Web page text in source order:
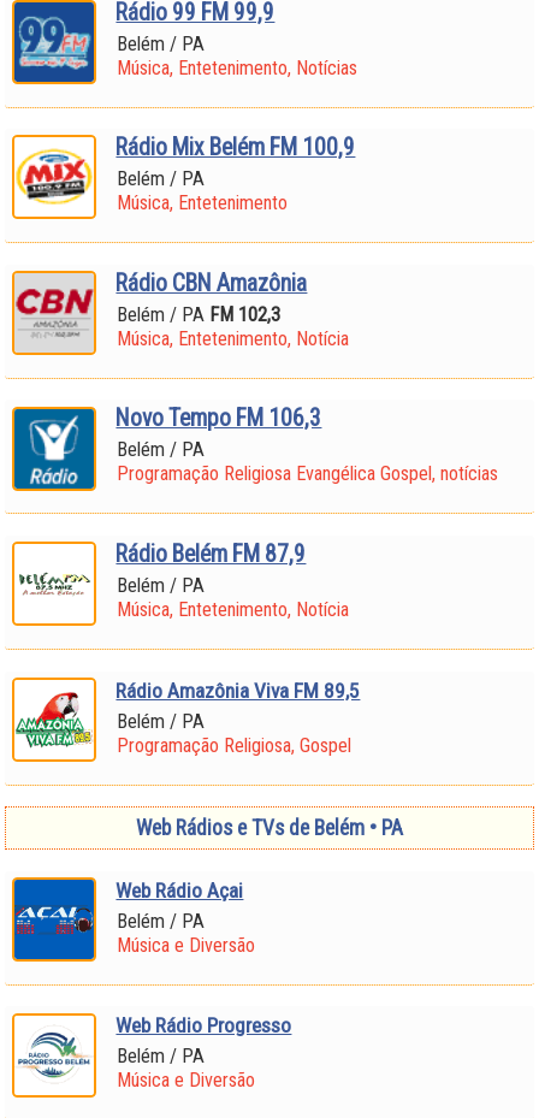
Rádio 99 FM 99,9
Belém / PA
Música, Entetenimento, Notícias
Rádio Mix Belém FM 100,9
Belém / PA
Música, Entetenimento
Rádio CBN Amazônia
Belém / PA FM 102,3
Música, Entetenimento, Notícia
Novo Tempo FM 106,3
Belém / PA
Programação Religiosa Evangélica Gospel, notícias
Rádio Belém FM 87,9
Belém / PA
Música, Entetenimento, Notícia
Rádio Amazônia Viva FM 89,5
Belém / PA
Programação Religiosa, Gospel
Web Rádios e TVs de Belém • PA
Web Rádio Açai
Belém / PA
Música e Diversão
Web Rádio Progresso
Belém / PA
Música e Diversão